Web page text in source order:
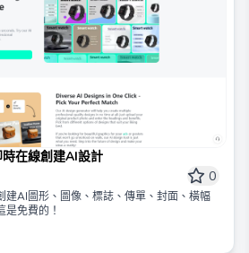
在線創建AI設計
0
建AI圖形、圖像、標誌、傳單、封面、橫幅
免費的！